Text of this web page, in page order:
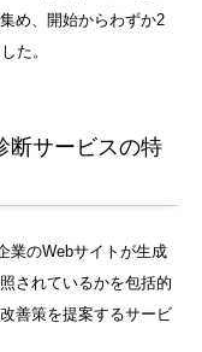
め、開始からわずか2
た。
断サービスの特
業のWebサイトが生成
されているかを包括的
善策を提案するサービ